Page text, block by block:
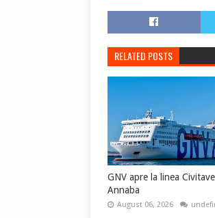
RELATED POSTS
GNV apre la linea
Annaba
August 06, 2026